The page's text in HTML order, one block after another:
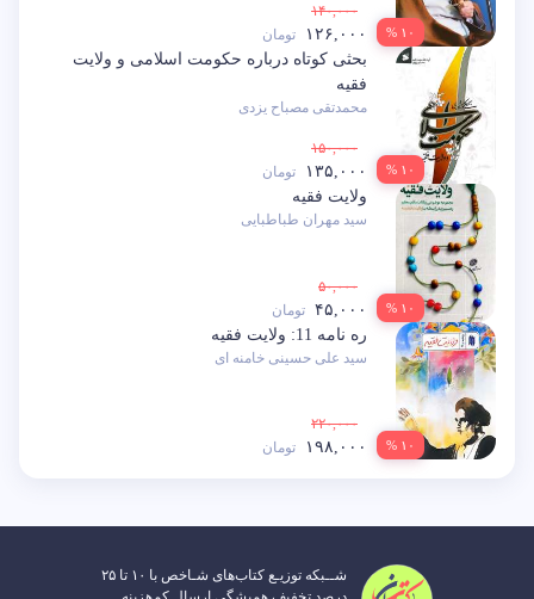
۱۰ %
۱۴۰,۰۰۰
۱۲۶,۰۰۰ تومان
۱۰ %
بحثی کوتاه درباره حکومت اسلامی و ولایت
فقیه
محمدتقی مصباح یزدی
۱۵۰,۰۰۰
۱۳۵,۰۰۰ تومان
۱۰ %
ولایت فقیه
سید مهران طباطبایی
۵۰,۰۰۰
۴۵,۰۰۰ تومان
۱۰ %
ره نامه 11: ولایت فقیه
سید علی حسینی خامنه ای
۲۲۰,۰۰۰
۱۹۸,۰۰۰ تومان
شــبکه توزیـع کتاب‌های شـاخص با ۱۰ تا ۲۵